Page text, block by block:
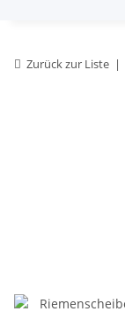
Zurück zur Liste